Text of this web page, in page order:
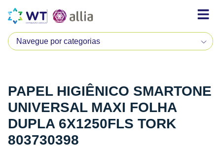
PAPEL HIGIÊNICO SMARTONE
UNIVERSAL MAXI FOLHA
DUPLA 6X1250FLS TORK
803730398